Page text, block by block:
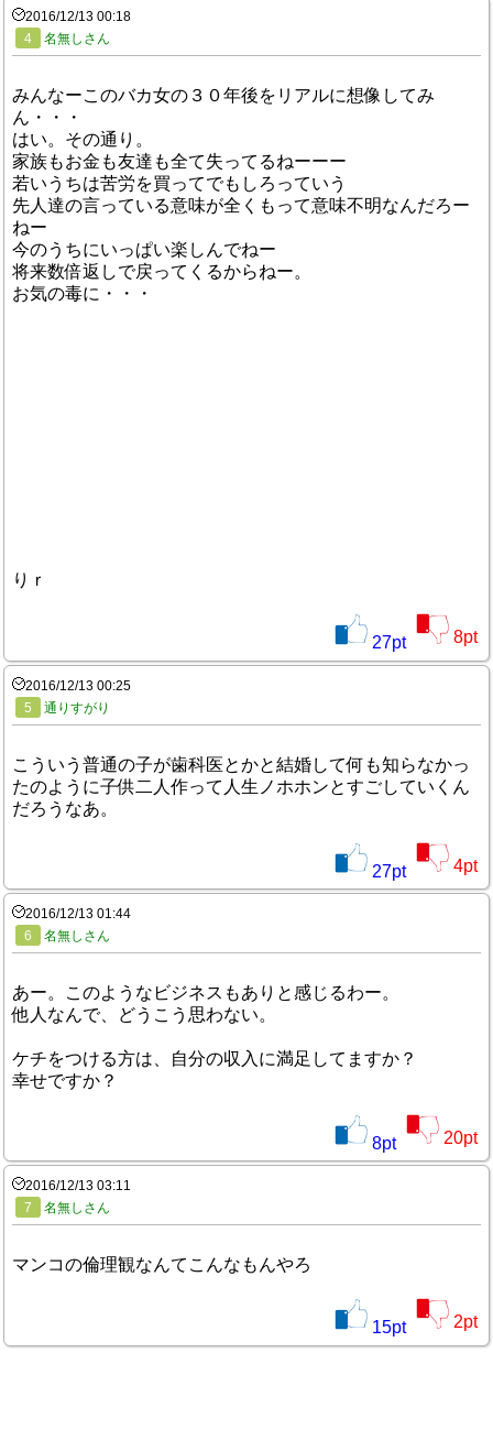
2016/12/13 00:18
4
名無しさん
みんなーこのバカ女の３０年後をリアルに想像してみ
ん・・・
はい。その通り。
家族もお金も友達も全て失ってるねーーー
若いうちは苦労を買ってでもしろっていう
先人達の言っている意味が全くもって意味不明なんだろー
ねー
今のうちにいっぱい楽しんでねー
将来数倍返しで戻ってくるからねー。
お気の毒に・・・
りｒ
27pt 8pt
2016/12/13 00:25
5
通りすがり
こういう普通の子が歯科医とかと結婚して何も知らなかっ
たのように子供二人作って人生ノホホンとすごしていくん
だろうなあ。
27pt 4pt
2016/12/13 01:44
6
名無しさん
あー。このようなビジネスもありと感じるわー。
他人なんで、どうこう思わない。
ケチをつける方は、自分の収入に満足してますか？
幸せですか？
8pt 20pt
2016/12/13 03:11
7
名無しさん
マンコの倫理観なんてこんなもんやろ
15pt 2pt